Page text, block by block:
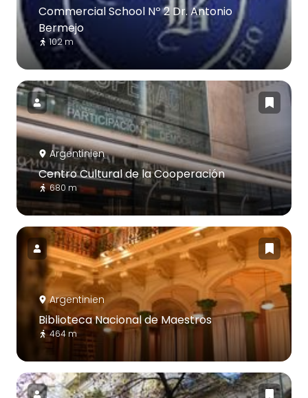
Commercial School Nº 2 Dr. Antonio
Bermejo
102 m
Argentinien
Centro Cultural de la Cooperación
680 m
Argentinien
Biblioteca Nacional de Maestros
464 m